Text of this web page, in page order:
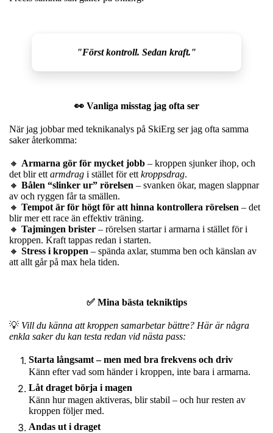
"Först kontroll. Sedan kraft."
👀 Vanliga misstag jag ofta ser
När jag jobbar med teknikanalys på SkiErg ser jag ofta samma
saker återkomma:
🔸 Armarna gör för mycket jobb – kroppen sjunker ihop, och
det blir ett armdrag i stället för ett kroppsdrag.
🔸 Bålen “slinker ur” rörelsen – svanken ökar, magen slappnar
av och ryggen får ta smällen.
🔸 Tempot är för högt för att hinna kontrollera rörelsen – det
blir mer ett race än effektiv träning.
🔸 Tajmingen brister – rörelsen startar i armarna i stället för i
kroppen. Kraft tappas redan i starten.
🔸 Stress i kroppen – spända axlar, stumma ben och känslan av
att allt går på max hela tiden.
✅ Mina bästa tekniktips
💡 Vill du känna att kroppen samarbetar bättre? Här är några
enkla saker du kan testa redan vid nästa pass:
Starta långsamt – men med bra frekvens och driv
Känn efter vad som händer i kroppen, inte bara i armarna.
Låt draget börja i magen
Känn hur magen aktiveras, blir stabil – och hur resten av
kroppen följer med.
Andas ut i draget